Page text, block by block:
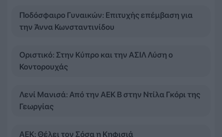
Ποδόσφαιρο Γυναικών: Επιτυχής επέμβαση για
την Άννα Κωνσταντινίδου
Οριστικό: Στην Κύπρο και την ΑΣΙΛ Λύση ο
Κοντορουχάς
Λενί Μανισά: Από την ΑΕΚ Β στην Ντίλα Γκόρι της
Γεωργίας
ΑΕΚ: Θέλει τον Σόσα η Κηφισιά